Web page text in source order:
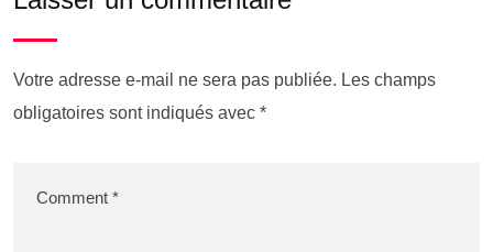
Votre adresse e-mail ne sera pas publiée. Les champs
obligatoires sont indiqués avec *